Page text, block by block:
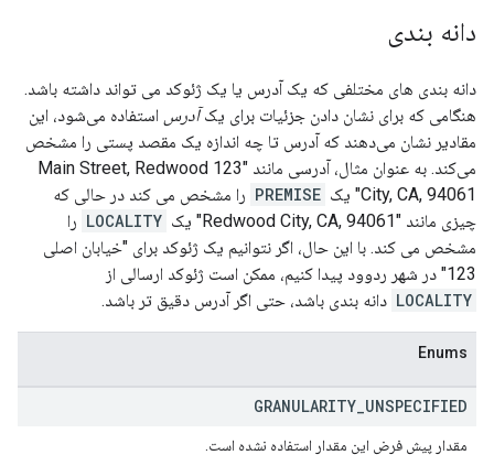
دانه بندی
دانه بندی های مختلفی که یک آدرس یا یک ژئوکد می تواند داشته باشد.
هنگامی که برای نشان دادن جزئیات برای یکآدرس استفاده می‌شود، این
مقادیر نشان می‌دهند که آدرس تا چه اندازه یک مقصد پستی را مشخص
می‌کند. به عنوان مثال، آدرسی مانند "123 Main Street, Redwood
City, CA, 94061" یک
PREMISE را مشخص می کند در حالی که
چیزی مانند "Redwood City, CA, 94061" یک
LOCALITY را
مشخص می کند. با این حال، اگر نتوانیم یک ژئوکد برای "خیابان اصلی
123" در شهر ردوود پیدا کنیم، ممکن است ژئوکد ارسالی از
LOCALITY دانه بندی باشد، حتی اگر آدرس دقیق تر باشد.
Enums
GRANULARITY UNSPECIFIED
مقدار پیش فرض این مقدار استفاده نشده است.